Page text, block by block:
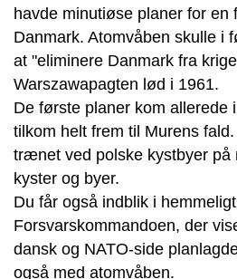
havde minutiøse planer for en
Danmark. Atomvåben skulle i
at "eliminere Danmark fra
Warszawapagten lød i 1961.
De første planer kom allerede
tilkom helt frem til Murens
trænet ved polske kystbyer på
kyster og byer.
Du får også indblik i
Forsvarskommandoen, der
dansk og NATO-side
også med atomvåben.